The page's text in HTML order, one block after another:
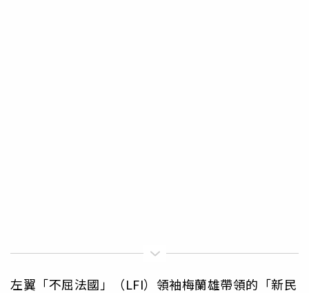
左翼「不屈法國」（LFI）領袖梅蘭雄帶領的「新民